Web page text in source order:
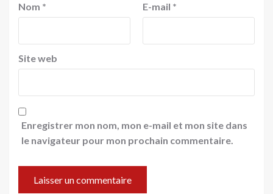
Nom * E-mail *
Site web
Enregistrer mon nom, mon e-mail et mon site dans
le navigateur pour mon prochain commentaire.